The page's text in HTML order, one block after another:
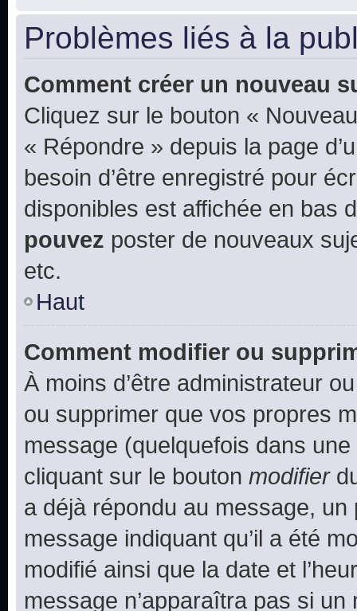
Problèmes liés à la
Comment créer un nouveau
Cliquez sur le bouton «
« Répondre » depuis la page
besoin d’être enregistré pour
disponibles est affichée en bas
pouvez poster de nouveaux
etc.
Haut
Comment modifier ou
À moins d’être administrateur
ou supprimer que vos propres
message (quelquefois dans
cliquant sur le bouton modifier
a déjà répondu au message, un
message indiquant qu’il a été
modifié ainsi que la date et
message n’apparaîtra pas si